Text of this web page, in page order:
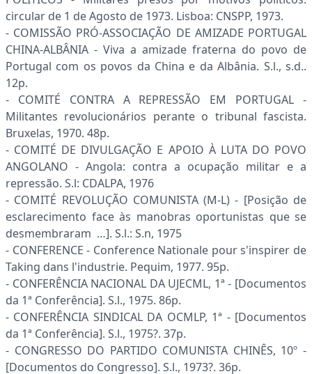
circular de 1 de Agosto de 1973. Lisboa: CNSPP, 1973.
- COMISSÃO PRÓ-ASSOCIAÇÃO DE AMIZADE PORTUGAL
CHINA-ALBÂNIA - Viva a amizade fraterna do povo de
Portugal com os povos da China e da Albânia. S.l., s.d..
12p.
- COMITÉ CONTRA A REPRESSÃO EM PORTUGAL -
Militantes revolucionários perante o tribunal fascista.
Bruxelas, 1970. 48p.
- COMITÉ DE DIVULGAÇÃO E APOIO À LUTA DO POVO
ANGOLANO - Angola: contra a ocupação militar e a
repressão. S.l: CDALPA, 1976
- COMITÉ REVOLUÇÃO COMUNISTA (M-L) - [Posição de
esclarecimento face às manobras oportunistas que se
desmembraram …]. S.l.: S.n, 1975
- CONFERENCE - Conference Nationale pour s'inspirer de
Taking dans l'industrie. Pequim, 1977. 95p.
- CONFERÊNCIA NACIONAL DA UJECML, 1ª - [Documentos
da 1ª Conferência]. S.l., 1975. 86p.
- CONFERÊNCIA SINDICAL DA OCMLP, 1ª - [Documentos
da 1ª Conferência]. S.l., 1975?. 37p.
- CONGRESSO DO PARTIDO COMUNISTA CHINÊS, 10º -
[Documentos do Congresso]. S.l., 1973?. 36p.